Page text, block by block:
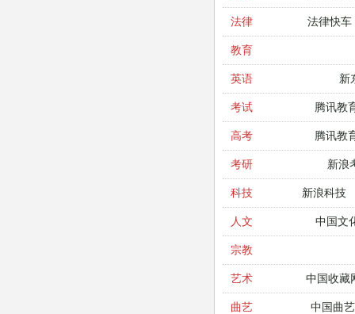
法律 法律快车
教育
英语 新
考试 腾讯教
高考 腾讯教
考研 新浪
科技 新浪科技
人文 中国文
宗教
艺术 中国收藏
曲艺 中国曲